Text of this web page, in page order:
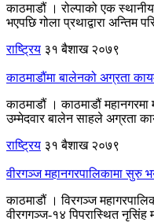
काठमाडौं । रोल्पाको एक
भएपछि गोला प्रथाद्वारा अन्तिम
राष्ट्रिय ३१ बैशाख २०७९
काठमाडौंमा बालेनको अग्रता
काठमाडौं । काठमाडौं
उम्मेदवार बालेन साहले अग्रता
राष्ट्रिय ३१ बैशाख २०७९
वीरगञ्ज महानगरपालिकामा सुरु
काठमाडौं । विरगञ्ज
वीरगगञ्ज-१४ पिपरास्थित नृसिंह